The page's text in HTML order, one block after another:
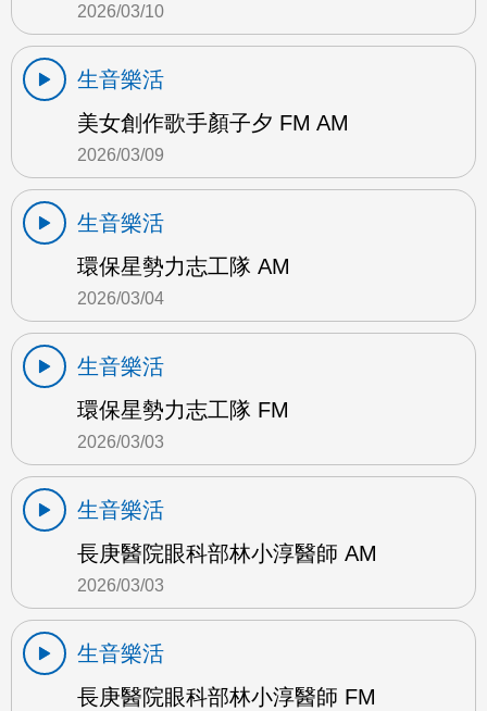
2026/03/10
生音樂活
美女創作歌手顏子夕 FM AM
2026/03/09
生音樂活
環保星勢力志工隊 AM
2026/03/04
生音樂活
環保星勢力志工隊 FM
2026/03/03
生音樂活
長庚醫院眼科部林小淳醫師 AM
2026/03/03
生音樂活
長庚醫院眼科部林小淳醫師 FM